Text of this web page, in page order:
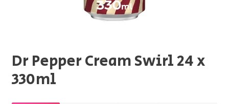
Dr Pepper Cream Swirl 24 x
330ml